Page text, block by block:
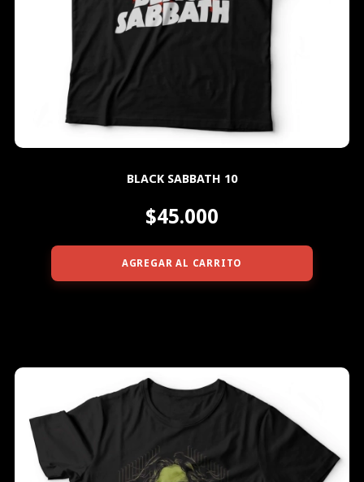
BLACK SABBATH 10
$45.000
AGREGAR AL CARRITO